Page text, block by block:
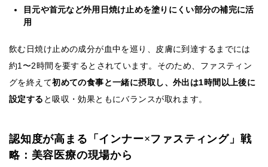
目元や首元など外用日焼け止めを塗りにくい部分の補完に活
用
飲む日焼け止めの成分が血中を巡り、皮膚に到達するまでには
約1〜2時間を要するとされています。そのため、ファスティン
グを終えて初めての食事と一緒に摂取し、外出は1時間以上後に
設定する と吸収・効果ともにバランスが取れます。
認知度が高まる「インナー×ファスティング」戦
略：美容医療の現場から